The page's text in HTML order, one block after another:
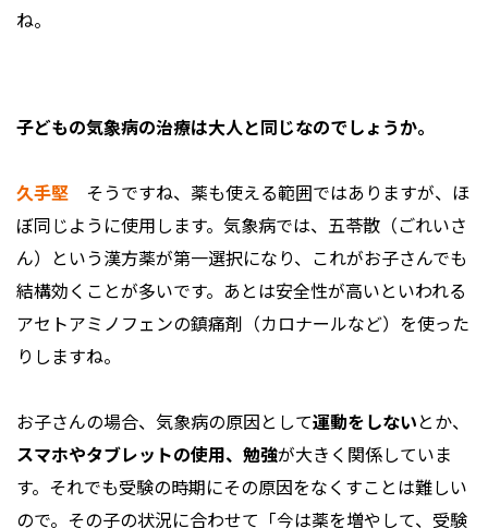
ね。
――子どもの気象病の治療は大人と同じなのでしょうか。
久手堅 そうですね、薬も使える範囲ではありますが、ほ
ぼ同じように使用します。気象病では、五苓散（ごれいさ
ん）という漢方薬が第一選択になり、これがお子さんでも
結構効くことが多いです。あとは安全性が高いといわれる
アセトアミノフェンの鎮痛剤（カロナールなど）を使った
りしますね。
お子さんの場合、気象病の原因として運動をしないとか、
スマホやタブレットの使用、勉強が大きく関係していま
す。それでも受験の時期にその原因をなくすことは難しい
ので。その子の状況に合わせて「今は薬を増やして、受験